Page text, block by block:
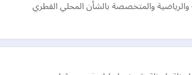
والرياضية والمتخصصة بالشأن المحلي القطري